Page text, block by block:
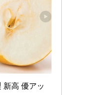
新高 優アッ